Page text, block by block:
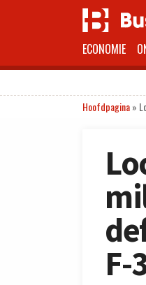
ECONOMIE
Hoofdpagina»
F-